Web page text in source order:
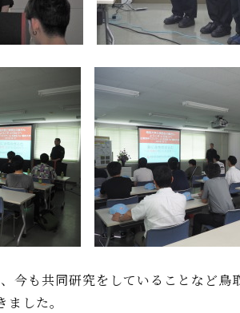
今も共同研究をしていることなど
した。